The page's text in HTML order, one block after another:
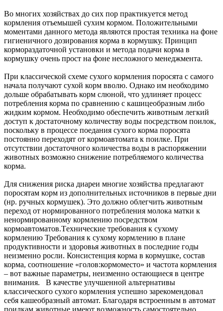
Во многих хозяйствах до сих пор практикуется метод
кормления отъемышей сухим кормом. Положительными
моментами данного метода являются простая техника на фоне
гигиеничного дозирования корма в кормушку. Принцип
кормораздаточной установки и метода подачи корма в
кормушку очень прост на фоне несложного менеджмента.
При классической схеме сухого кормления поросята с самого
начала получают сухой корм вволю. Однако им необходимо
дольше обрабатывать корм слюной, что удлиняет процесс
потребления корма по сравнению с кашицеобразным либо
жидким кормом. Необходимо обеспечить животным легкий
доступ к достаточному количеству воды посредством поилок,
поскольку в процессе поедания сухого корма поросята
постоянно переходят от кормоавтомата к поилке. При
отсутствии достаточного количества воды в распоряжении
животных возможно снижение потребляемого количества
корма.
Для снижения риска диареи многие хозяйства предлагают
поросятам корм из дополнительных источников в первые дни
(нр. ручных кормушек). Это должно облегчить животным
переход от нормированного потребления молока матки к
ненормированному кормлению посредством
кормоавтоматов.Tехнические требования к сухому
кормлению Требования к сухому кормлению в плане
продуктивности и здоровья животных в последние годы
неизменно росли. Консистенция корма в кормушке, состав
корма, соотношение «голов:кормоместо» и частота кормления
– вот важные параметры, неизменно остающиеся в центре
внимания. В качестве улучшенной альтернативы
классического сухого кормления успешно зарекомендовал
себя кашеобразный автомат. Благодаря встроенным в автомат